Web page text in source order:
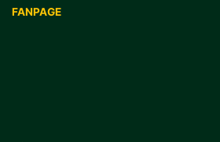
FANPAGE